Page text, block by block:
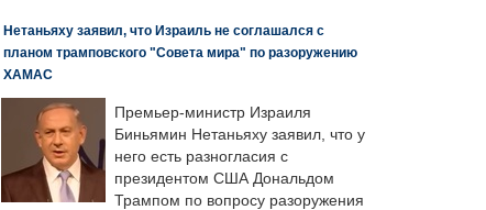
Нетаньяху заявил, что Израиль не соглашался с
планом трамповского "Совета мира" по разоружению
ХАМАС
Премьер-министр Израиля
Биньямин Нетаньяху заявил, что у
него есть разногласия с
президентом США Дональдом
Трампом по вопросу разоружения